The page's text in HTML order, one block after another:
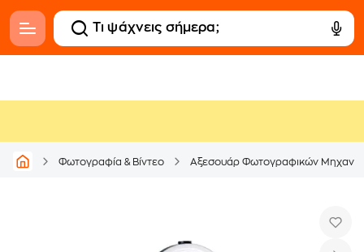
Φωτογραφία & Βίντεο Αξεσουάρ Φωτογραφικών